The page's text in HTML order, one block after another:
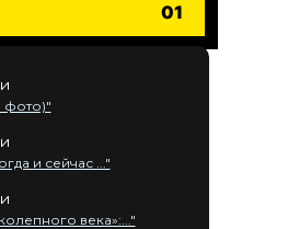
01
фото)"
и сейчас ..."
века»:..."